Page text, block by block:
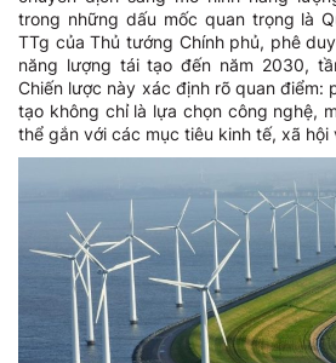
trong những dấu mốc quan trọng là
TTg của Thủ tướng Chính phủ, phê
năng lượng tái tạo đến năm 2030,
Chiến lược này xác định rõ quan điểm:
tạo không chỉ là lựa chọn công nghệ,
thể gắn với các mục tiêu kinh tế, xã hội